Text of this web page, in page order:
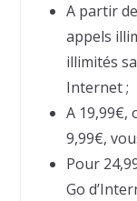
A partir
appels
illimités
Internet ;
A 19,99€,
9,99€,
Pour
Go